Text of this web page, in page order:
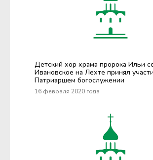
Детский хор храма пророка Ильи
Ивановское на Лехте принял
Патриаршем богослужении
16 февраля 2020 года